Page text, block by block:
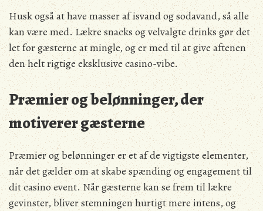
Husk også at have masser af isvand og sodavand, så alle
kan være med. Lækre snacks og velvalgte drinks gør det
let for gæsterne at mingle, og er med til at give aftenen
den helt rigtige eksklusive casino-vibe.
Præmier og belønninger, der
motiverer gæsterne
Præmier og belønninger er et af de vigtigste elementer,
når det gælder om at skabe spænding og engagement til
dit casino event. Når gæsterne kan se frem til lækre
gevinster, bliver stemningen hurtigt mere intens, og